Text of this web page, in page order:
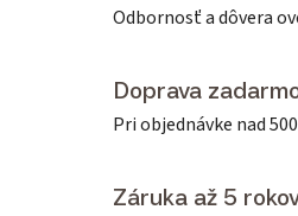
Odbornosť a dôvera
Doprava
Pri objednávke nad
Záruka až 5